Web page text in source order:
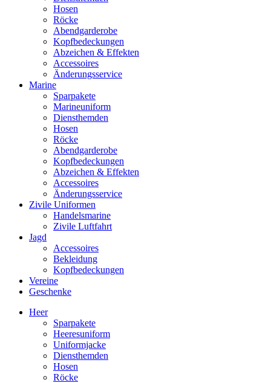
Hosen
Röcke
Abendgarderobe
Kopfbedeckungen
Abzeichen & Effekten
Accessoires
Änderungsservice
Marine
Sparpakete
Marineuniform
Diensthemden
Hosen
Röcke
Abendgarderobe
Kopfbedeckungen
Abzeichen & Effekten
Accessoires
Änderungsservice
Zivile Uniformen
Handelsmarine
Zivile Luftfahrt
Jagd
Accessoires
Bekleidung
Kopfbedeckungen
Vereine
Geschenke
Heer
Sparpakete
Heeresuniform
Uniformjacke
Diensthemden
Hosen
Röcke